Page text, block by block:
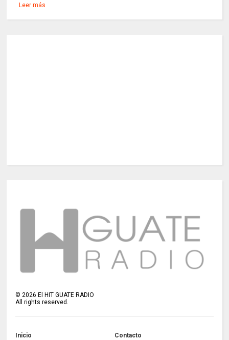
Leer más
©2026 El HIT GUATE RADIO
All rights reserved.
Inicio Contacto